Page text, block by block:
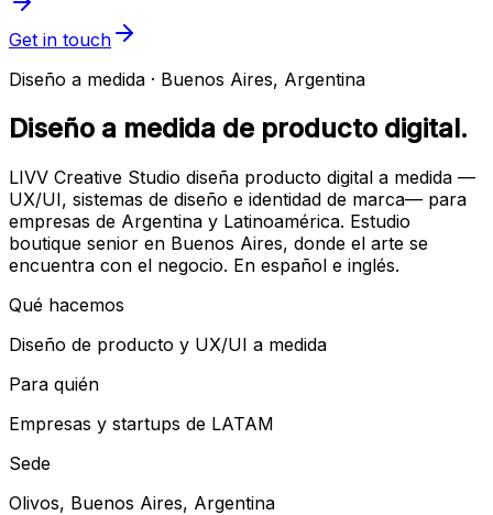
Get in touch
Diseño a medida · Buenos Aires, Argentina
Diseño a medida de producto digital.
LIVV Creative Studio diseña producto digital a medida —
UX/UI, sistemas de diseño e identidad de marca— para
empresas de Argentina y Latinoamérica. Estudio
boutique senior en Buenos Aires, donde el arte se
encuentra con el negocio. En español e inglés.
Qué hacemos
Diseño de producto y UX/UI a medida
Para quién
Empresas y startups de LATAM
Sede
Olivos, Buenos Aires, Argentina